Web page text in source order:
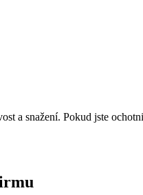
a snažení. Pokud jste